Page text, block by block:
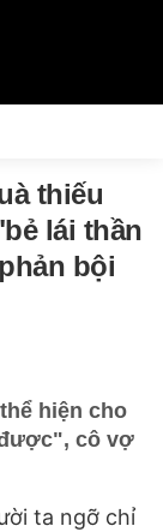
thiếu
lái thần
bội
hiện cho
cô vợ
ta ngỡ chỉ